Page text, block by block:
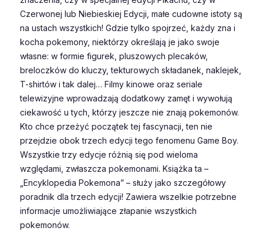
Czerwonej lub Niebieskiej Edycji, małe cudowne istoty są
na ustach wszystkich! Gdzie tylko spojrzeć, każdy zna i
kocha pokemony, niektórzy określają je jako swoje
własne: w formie figurek, pluszowych plecaków,
breloczków do kluczy, tekturowych składanek, naklejek,
T-shirtów i tak dalej… Filmy kinowe oraz seriale
telewizyjne wprowadzają dodatkowy zamęt i wywołują
ciekawość u tych, którzy jeszcze nie znają pokemonów.
Kto chce przeżyć początek tej fascynacji, ten nie
przejdzie obok trzech edycji tego fenomenu Game Boy.
Wszystkie trzy edycje różnią się pod wieloma
względami, zwłaszcza pokemonami. Książka ta –
„Encyklopedia Pokemona” – służy jako szczegółowy
poradnik dla trzech edycji! Zawiera wszelkie potrzebne
informacje umożliwiające złapanie wszystkich
pokemonów.